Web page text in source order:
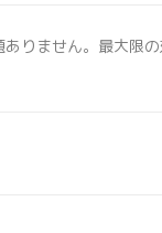
りません。最大限